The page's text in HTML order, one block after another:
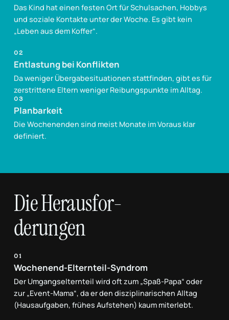
Das Kind hat einen festen Ort für Schulsachen, Hobbys
und soziale Kontakte unter der Woche. Es gibt kein
„Leben aus dem Koffer“.
02
Entlastung bei Konflikten
Da weniger Übergabesituationen stattfinden, gibt es für
zerstrittene Eltern weniger Reibungspunkte im Alltag.
03
Planbarkeit
Die Wochenenden sind meist Monate im Voraus klar
definiert.
Die Herausfor-
derungen
01
Wochenend-Elternteil-Syndrom
Der Umgangselternteil wird oft zum „Spaß-Papa“ oder
zur „Event-Mama“, da er den disziplinarischen Alltag
(Hausaufgaben, frühes Aufstehen) kaum miterlebt.